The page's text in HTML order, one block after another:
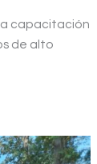
capacitación
de alto